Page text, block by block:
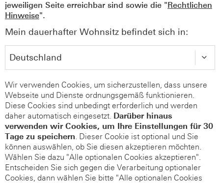
jeweiligen Seite erreichbar sind sowie die "Rechtlichen
Hinweise".
Mein dauerhafter Wohnsitz befindet sich in:
Wir verwenden Cookies, um sicherzustellen, dass unsere
Webseite und Dienste ordnungsgemäß funktionieren.
Diese Cookies sind unbedingt erforderlich und werden
daher automatisch eingesetzt. Darüber hinaus
verwenden wir Cookies, um Ihre Einstellungen für 30
Tage zu speichern. Dieser Cookie ist optional und Sie
können auswählen, ob Sie diesen akzeptieren möchten.
Wählen Sie dazu "Alle optionalen Cookies akzeptieren".
Entscheiden Sie sich gegen die Verarbeitung optionaler
Cookies, dann wählen Sie bitte "Alle optionalen Cookies